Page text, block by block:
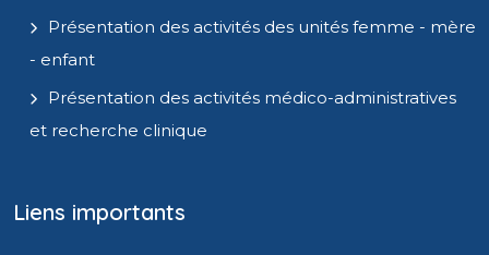
Présentation des activités des unités femme - mère
- enfant
Présentation des activités médico-administratives
et recherche clinique
Liens importants